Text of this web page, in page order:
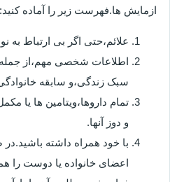
ازمایش ها.فهرست زیر را آماده کنید:
علائم،حتی اگر بی ارتباط به
اطلاعات شخصی مهم،از جمله
سبک زندگی،و سابقه
تمام داروها،ویتامین ها یا
و دوز آنها.
با خود همراه داشته
اعضای خانواده یا دوست را